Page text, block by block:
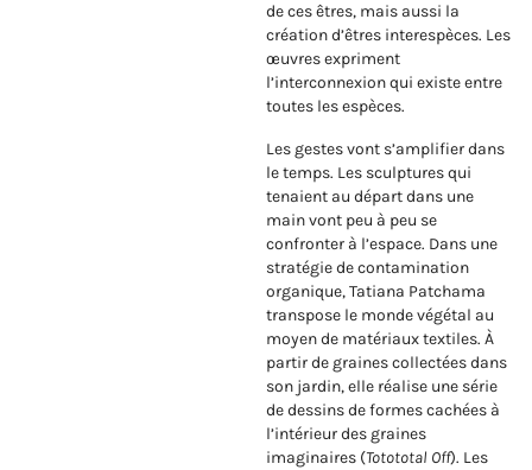
de ces êtres, mais aussi la
création d’êtres interespèces. Les
œuvres expriment
l’interconnexion qui existe entre
toutes les espèces.
Les gestes vont s’amplifier dans
le temps. Les sculptures qui
tenaient au départ dans une
main vont peu à peu se
confronter à l’espace. Dans une
stratégie de contamination
organique, Tatiana Patchama
transpose le monde végétal au
moyen de matériaux textiles. À
partir de graines collectées dans
son jardin, elle réalise une série
de dessins de formes cachées à
l’intérieur des graines
imaginaires (Totototal Off). Les